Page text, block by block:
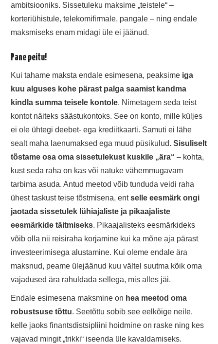
ambitsiooniks. Sissetuleku maksime „teistele“ –
korteriühistule, telekomifirmale, pangale – ning endale
maksmiseks enam midagi üle ei jäänud.
Pane peitu!
Kui tahame maksta endale esimesena, peaksime iga
kuu alguses kohe pärast palga saamist kandma
kindla summa teisele kontole. Nimetagem seda teist
kontot näiteks säästukontoks. See on konto, mille küljes
ei ole ühtegi deebet- ega krediitkaarti. Samuti ei lähe
sealt maha laenumaksed ega muud püsikulud.Sisuliselt
tõstame osa oma sissetulekust kuskile „ära“ – kohta,
kust seda raha on kas või natuke vähemmugavam
tarbima asuda. Antud meetod võib tunduda veidi raha
ühest taskust teise tõstmisena, entselle eesmärk ongi
jaotada sissetulek lühiajaliste ja pikaajaliste
eesmärkide täitmiseks. Pikaajalisteks eesmärkideks
võib olla nii reisiraha korjamine kui ka mõne aja pärast
investeerimisega alustamine. Kui oleme endale ära
maksnud, peame ülejäänud kuu vältel suutma kõik oma
vajadused ära rahuldada sellega, mis alles jäi.
Endale esimesena maksmine on hea meetod oma
robustsuse tõttu. Seetõttu sobib see eelkõige neile,
kelle jaoks finantsdistsipliini hoidmine on raske ning kes
vajavad mingit „trikki“ iseenda üle kavaldamiseks.